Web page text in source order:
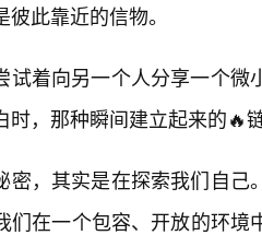
彼此靠近的信物。
试着向另一个人分享一个
时，那种瞬间建立起来的🔥
密，其实是在探索我们自己
们在一个包容、开放的环